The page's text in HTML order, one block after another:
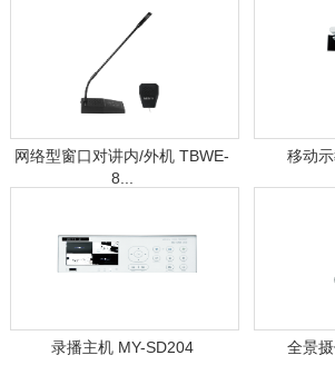
网络型窗口对讲内/外机 TBWE-
8...
移动
录播主机 MY-SD204 全景